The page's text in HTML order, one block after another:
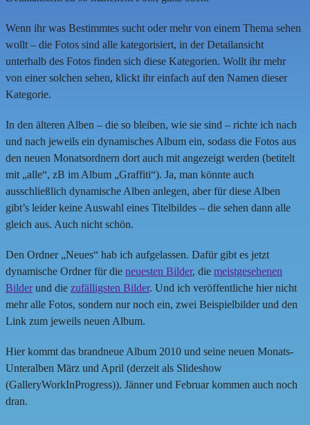
Wenn ihr was Bestimmtes sucht oder mehr von einem Thema sehen
wollt – die Fotos sind alle kategorisiert, in der Detailansicht
unterhalb des Fotos finden sich diese Kategorien. Wollt ihr mehr
von einer solchen sehen, klickt ihr einfach auf den Namen dieser
Kategorie.
In den älteren Alben – die so bleiben, wie sie sind – richte ich nach
und nach jeweils ein dynamisches Album ein, sodass die Fotos aus
den neuen Monatsordnern dort auch mit angezeigt werden (betitelt
mit „alle“, zB im Album „Graffiti“). Ja, man könnte auch
ausschließlich dynamische Alben anlegen, aber für diese Alben
gibt’s leider keine Auswahl eines Titelbildes – die sehen dann alle
gleich aus. Auch nicht schön.
Den Ordner „Neues“ hab ich aufgelassen. Dafür gibt es jetzt
dynamische Ordner für die neuesten Bilder, die meistgesehenen
Bilderund die zufälligsten Bilder. Und ich veröffentliche hier nicht
mehr alle Fotos, sondern nur noch ein, zwei Beispielbilder und den
Link zum jeweils neuen Album.
Hier kommt das brandneue Album 2010 und seine neuen Monats-
Unteralben März und April (derzeit als Slideshow
(GalleryWorkInProgress)). Jänner und Februar kommen auch noch
dran.